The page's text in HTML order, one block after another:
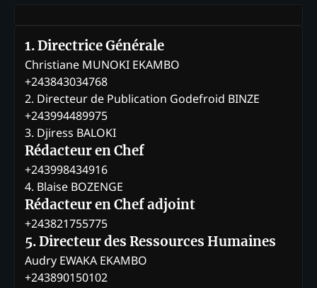
1. Directrice Générale
Christiane MUNOKI EKAMBO
+243843034768
2. Directeur de Publication Godefroid BINZE
+243994489975
3. Djiress BALOKI
Rédacteur en Chef
+243998434916
4. Blaise BOZENGE
Rédacteur en Chef adjoint
+243821755775
5. Directeur des Ressources Humaines
Audry EWAKA EKAMBO
+243890150102